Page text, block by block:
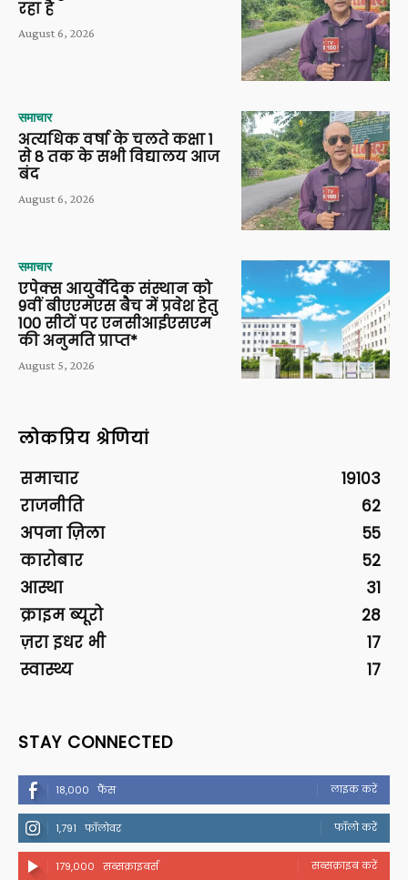
रहा है
August 6, 2026
समाचार
अत्यधिक वर्षा के चलते कक्षा 1
से 8 तक के सभी विद्यालय आज
बंद
August 6, 2026
समाचार
एपेक्स आयुर्वेदिक संस्थान को
9वीं बीएएमएस बैच में प्रवेश हेतु
100 सीटों पर एनसीआईएसएम
की अनुमति प्राप्त*
August 5, 2026
लोकप्रिय श्रेणियां
समाचार
19103
राजनीति
62
अपना ज़िला
55
कारोबार
52
आस्था
31
क्राइम ब्यूरो
28
ज़रा इधर भी
17
स्वास्थ्य
17
STAY CONNECTED
18,000 फैंस लाइक करें
1,791 फॉलोवर फॉलो करें
179,000 सब्सक्राइबर्स सब्सक्राइब करें